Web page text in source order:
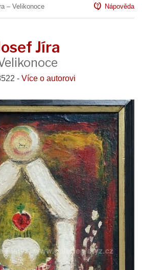
– Velikonoce contact_support Nápověda
Jíra
- Více o autorovi